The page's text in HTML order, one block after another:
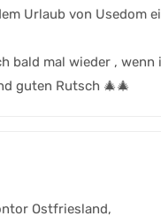
Urlaub von Usedom
bald mal wieder ,
guten Rutsch 🎄🎄
Ostfriesland,